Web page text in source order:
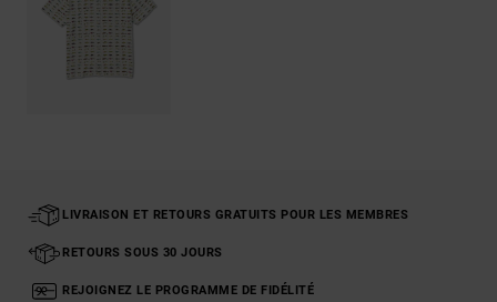
LIVRAISON ET RETOURS GRATUITS POUR LES MEMBRES
RETOURS SOUS 30 JOURS
REJOIGNEZ LE PROGRAMME DE FIDÉLITÉ